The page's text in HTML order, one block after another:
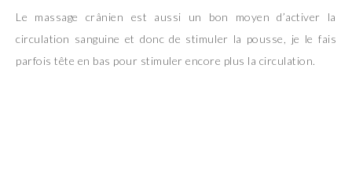
Le massage crânien est aussi un bon moyen d’activer la
circulation sanguine et donc de stimuler la pousse, je le fais
parfois tête en bas pour stimuler encore plus la circulation.